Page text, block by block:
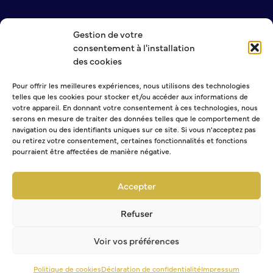
Gestion de votre
consentement à l'installation
des cookies
Pour offrir les meilleures expériences, nous utilisons des technologies
telles que les cookies pour stocker et/ou accéder aux informations de
votre appareil. En donnant votre consentement à ces technologies, nous
serons en mesure de traiter des données telles que le comportement de
navigation ou des identifiants uniques sur ce site. Si vous n'acceptez pas
ou retirez votre consentement, certaines fonctionnalités et fonctions
pourraient être affectées de manière négative.
Accepter
Refuser
Voir vos préférences
Politique de cookiesDéclaration de confidentialitéImpressum
NOUS CONTACTER
MENTIONS LÉGALES
POLITIQUE DE CONFIDENTIALITÉ
NEWSLETTER
Abonnement Agenda
Réseaux sociaux
Journal municipal
Le Territoire
La Métropole de Rouen Normandie
Le Département de la Seine-Maritime
La Région Normandie
Culture
Espace Bourvil
Médiathèque Boris Vian
Studio Gainsbourg
Vie associative
Attribution de subventions